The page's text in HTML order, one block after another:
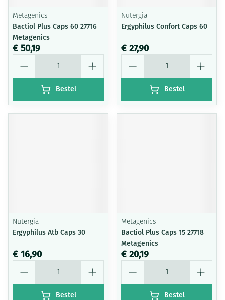
Metagenics
Bactiol Plus Caps 60 27716
Metagenics
€ 50,19
Bestel
Nutergia
Ergyphilus Confort Caps 60
€ 27,90
Bestel
Nutergia
Ergyphilus Atb Caps 30
€ 16,90
Bestel
Metagenics
Bactiol Plus Caps 15 27718
Metagenics
€ 20,19
Bestel